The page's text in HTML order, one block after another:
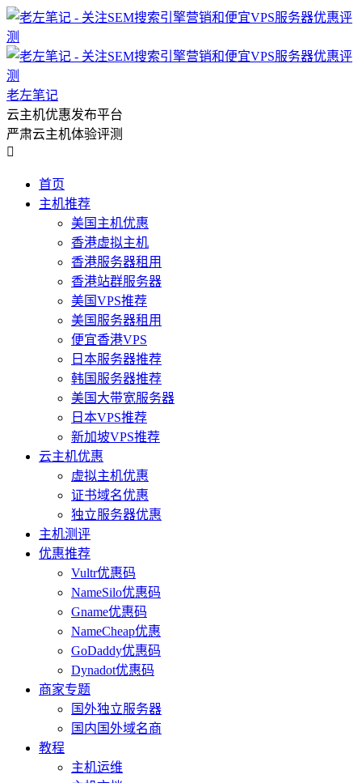
老左笔记
云主机优惠发布平台
严肃云主机体验评测

首页
主机推荐
美国主机优惠
香港虚拟主机
香港服务器租用
香港站群服务器
美国VPS推荐
美国服务器租用
便宜香港VPS
日本服务器推荐
韩国服务器推荐
美国大带宽服务器
日本VPS推荐
新加坡VPS推荐
云主机优惠
虚拟主机优惠
证书域名优惠
独立服务器优惠
主机测评
优惠推荐
Vultr优惠码
NameSilo优惠码
Gname优惠码
NameCheap优惠
GoDaddy优惠码
Dynadot优惠码
商家专题
国外独立服务器
国内国外域名商
教程
主机运维